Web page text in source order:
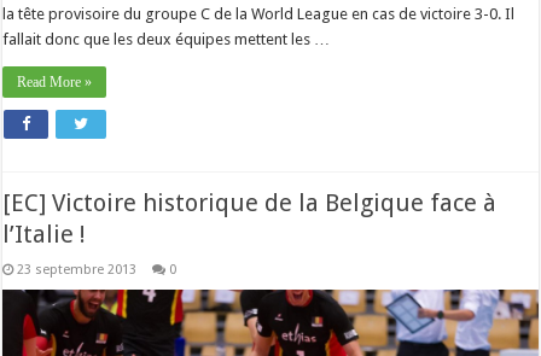
la tête provisoire du groupe C de la World League en cas de victoire 3-0. Il
fallait donc que les deux équipes mettent les …
Read More »
[EC] Victoire historique de la Belgique face à
l’Italie !
23 septembre 2013 0